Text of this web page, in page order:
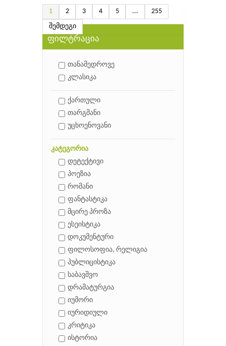
1 2 3 4 5 ...
255
შემდეგი
ფილტრაცია
თანამედროვე
კლასიკა
ქართული
თარგმანი
უცხოენოვანი
კატეგორია
დეტექტივი
პოეზია
რომანი
ფანტასტიკა
მცირე პროზა
ესეისტიკა
დოკუმენტური
ფილოსოფია, რელიგია
პუბლიცისტიკა
საბავშვო
დრამატურგია
იუმორი
იურიდიული
კრიტიკა
ისტორია